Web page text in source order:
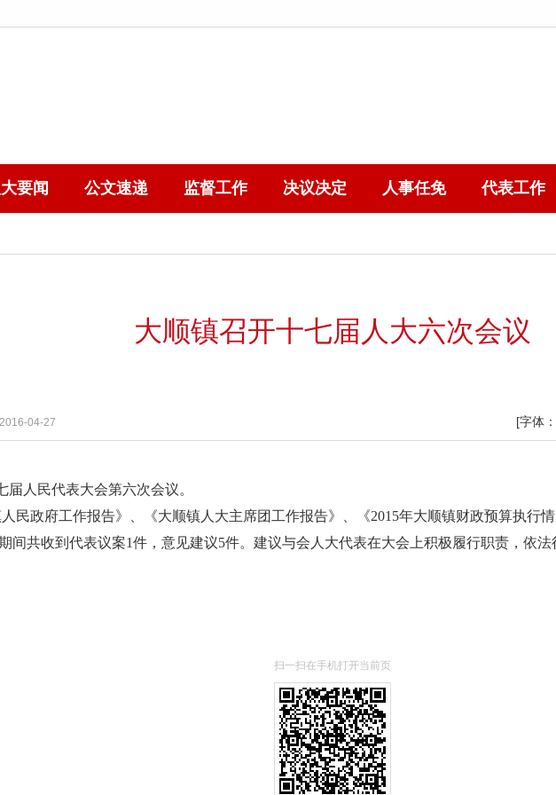
要闻 公文速递 监督工作 决议决定 人事任免 代表工作
大顺镇召开十七届人大六次会议
04-27 [字体：
人民代表大会第六次会议。
政府工作报告》、《大顺镇人大主席团工作报告》、《2015年大顺镇财政预算执行情
间共收到代表议案1件，意见建议5件。建议与会人大代表在大会上积极履行职责，依法
扫一扫在手机打开当前页